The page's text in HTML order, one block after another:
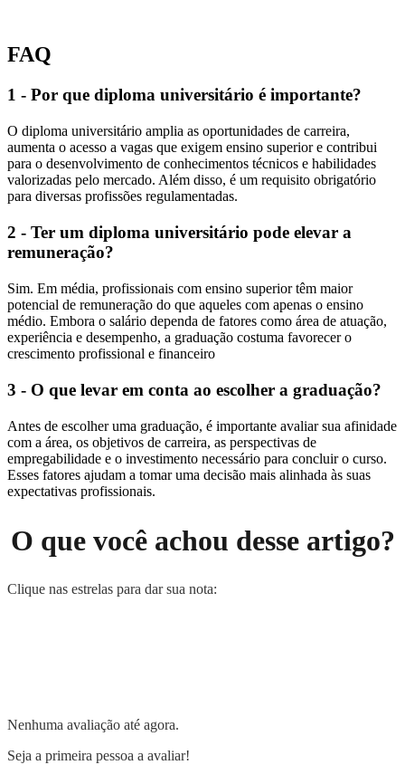
FAQ
1 - Por que diploma universitário é importante?
O diploma universitário amplia as oportunidades de carreira,
aumenta o acesso a vagas que exigem ensino superior e contribui
para o desenvolvimento de conhecimentos técnicos e habilidades
valorizadas pelo mercado. Além disso, é um requisito obrigatório
para diversas profissões regulamentadas.
2 - Ter um diploma universitário pode elevar a
remuneração?
Sim. Em média, profissionais com ensino superior têm maior
potencial de remuneração do que aqueles com apenas o ensino
médio. Embora o salário dependa de fatores como área de atuação,
experiência e desempenho, a graduação costuma favorecer o
crescimento profissional e financeiro
3 - O que levar em conta ao escolher a graduação?
Antes de escolher uma graduação, é importante avaliar sua afinidade
com a área, os objetivos de carreira, as perspectivas de
empregabilidade e o investimento necessário para concluir o curso.
Esses fatores ajudam a tomar uma decisão mais alinhada às suas
expectativas profissionais.
O que você achou desse artigo?
Clique nas estrelas para dar sua nota:
Nenhuma avaliação até agora.
Seja a primeira pessoa a avaliar!